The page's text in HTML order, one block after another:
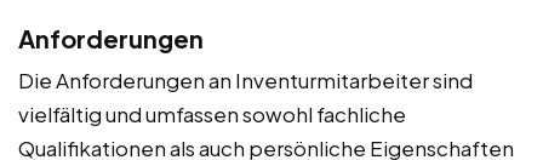
Anforderungen
Die Anforderungen an Inventurmitarbeiter sind
vielfältig und umfassen sowohl fachliche
Qualifikationen als auch persönliche Eigenschaften